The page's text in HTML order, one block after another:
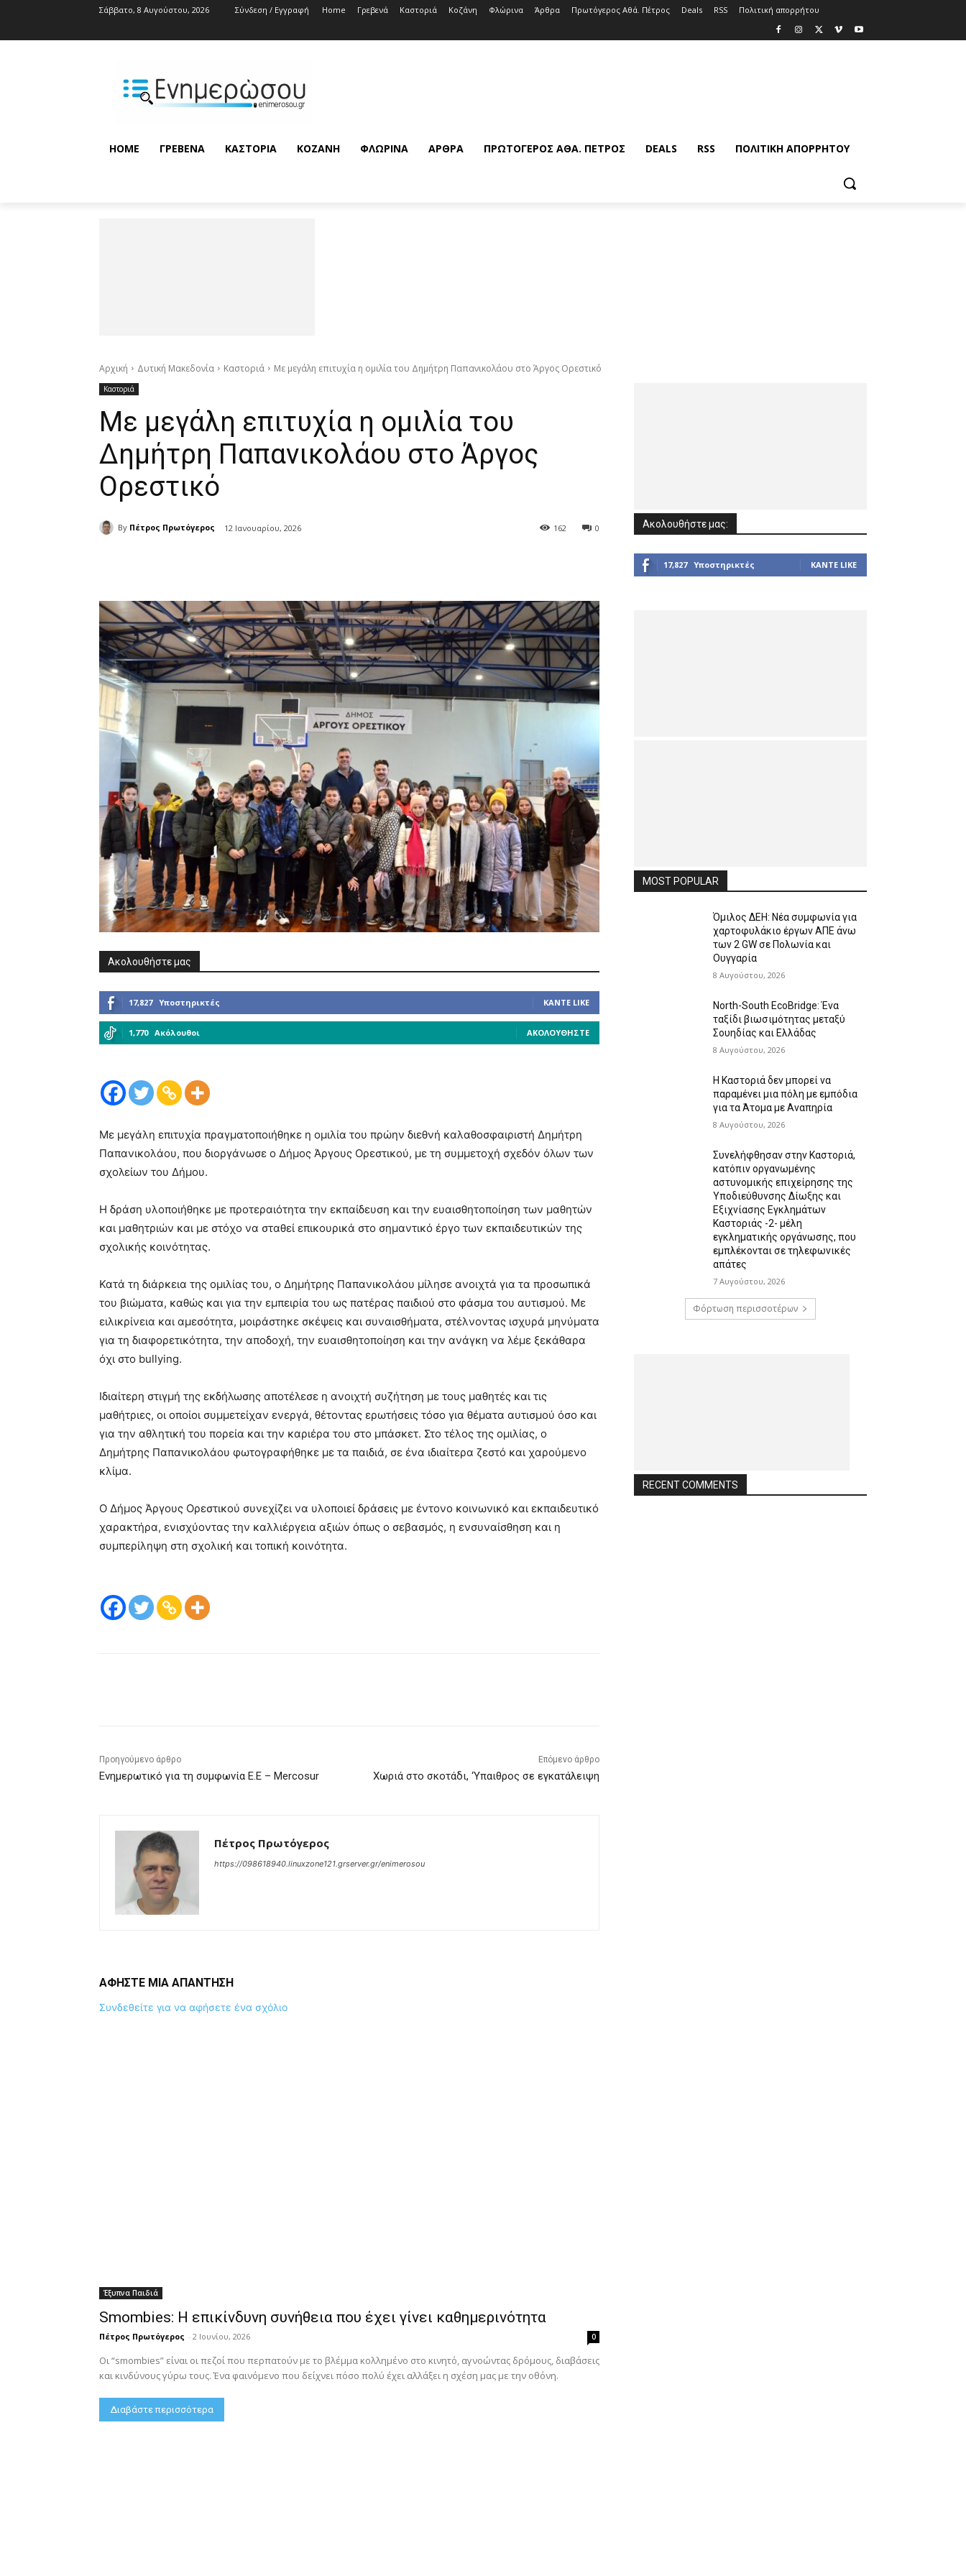
Σάββατο, 8 Αυγούστου, 2026 Σύνδεση / Εγγραφή Home Γρεβενά Καστοριά Κοζάνη Φλώρινα Άρθρα Πρωτόγερος Αθά. Πέτρος Deals RSS Πολιτική απορρήτου
HOME ΓΡΕΒΕΝΆ ΚΑΣΤΟΡΙΆ ΚΟΖΆΝΗ ΦΛΏΡΙΝΑ ΆΡΘΡΑ ΠΡΩΤΌΓΕΡΟΣ ΑΘΆ. ΠΈΤΡΟΣ DEALS RSS ΠΟΛΙΤΙΚΉ ΑΠΟΡΡΉΤΟΥ
Αρχική Δυτική Μακεδονία Καστοριά Με μεγάλη επιτυχία η ομιλία του Δημήτρη Παπανικολάου στο Άργος Ορεστικό
Καστοριά
Με μεγάλη επιτυχία η ομιλία του
Δημήτρη Παπανικολάου στο Άργος
Ορεστικό
By Πέτρος Πρωτόγερος 12 Ιανουαρίου, 2026 0
162
Ακολουθήστε μας
17,827 Υποστηρικτές ΚΆΝΤΕ LIKE
1,770 Ακόλουθοι ΑΚΟΛΟΥΘΉΣΤΕ
Με μεγάλη επιτυχία πραγματοποιήθηκε η ομιλία του πρώην διεθνή καλαθοσφαιριστή Δημήτρη
Παπανικολάου, που διοργάνωσε ο Δήμος Άργους Ορεστικού, με τη συμμετοχή σχεδόν όλων των
σχολείων του Δήμου.
Η δράση υλοποιήθηκε με προτεραιότητα την εκπαίδευση και την ευαισθητοποίηση των μαθητών
και μαθητριών και με στόχο να σταθεί επικουρικά στο σημαντικό έργο των εκπαιδευτικών της
σχολικής κοινότητας.
Κατά τη διάρκεια της ομιλίας του, ο Δημήτρης Παπανικολάου μίλησε ανοιχτά για τα προσωπικά
του βιώματα, καθώς και για την εμπειρία του ως πατέρας παιδιού στο φάσμα του αυτισμού. Με
ειλικρίνεια και αμεσότητα, μοιράστηκε σκέψεις και συναισθήματα, στέλνοντας ισχυρά μηνύματα
για τη διαφορετικότητα, την αποδοχή, την ευαισθητοποίηση και την ανάγκη να λέμε ξεκάθαρα
όχι στο bullying.
Ιδιαίτερη στιγμή της εκδήλωσης αποτέλεσε η ανοιχτή συζήτηση με τους μαθητές και τις
μαθήτριες, οι οποίοι συμμετείχαν ενεργά, θέτοντας ερωτήσεις τόσο για θέματα αυτισμού όσο και
για την αθλητική του πορεία και την καριέρα του στο μπάσκετ. Στο τέλος της ομιλίας, ο
Δημήτρης Παπανικολάου φωτογραφήθηκε με τα παιδιά, σε ένα ιδιαίτερα ζεστό και χαρούμενο
κλίμα.
Ο Δήμος Άργους Ορεστικού συνεχίζει να υλοποιεί δράσεις με έντονο κοινωνικό και εκπαιδευτικό
χαρακτήρα, ενισχύοντας την καλλιέργεια αξιών όπως ο σεβασμός, η ενσυναίσθηση και η
συμπερίληψη στη σχολική και τοπική κοινότητα.
Προηγούμενο άρθρο
Ενημερωτικό για τη συμφωνία Ε.Ε – Mercosur
Επόμενο άρθρο
Χωριά στο σκοτάδι, ‘Υπαιθρος σε εγκατάλειψη
Πέτρος Πρωτόγερος
https://098618940.linuxzone121.grserver.gr/enimerosou
ΑΦΗΣΤΕ ΜΙΑ ΑΠΑΝΤΗΣΗ
Συνδεθείτε για να αφήσετε ένα σχόλιο
Έξυπνα Παιδιά
Smombies: Η επικίνδυνη συνήθεια που έχει γίνει καθημερινότητα
Πέτρος Πρωτόγερος - 2 Ιουνίου, 2026 0
Οι “smombies” είναι οι πεζοί που περπατούν με το βλέμμα κολλημένο στο κινητό, αγνοώντας δρόμους, διαβάσεις
και κινδύνους γύρω τους. Ένα φαινόμενο που δείχνει πόσο πολύ έχει αλλάξει η σχέση μας με την οθόνη.
Διαβάστε περισσότερα
Ακολουθήστε μας:
17,827 Υποστηρικτές ΚΆΝΤΕ LIKE
MOST POPULAR
Όμιλος ΔΕΗ: Νέα συμφωνία για
χαρτοφυλάκιο έργων ΑΠΕ άνω
των 2 GW σε Πολωνία και
Ουγγαρία
8 Αυγούστου, 2026
North-South EcoBridge: Ένα
ταξίδι βιωσιμότητας μεταξύ
Σουηδίας και Ελλάδας
8 Αυγούστου, 2026
Η Καστοριά δεν μπορεί να
παραμένει μια πόλη με εμπόδια
για τα Άτομα με Αναπηρία
8 Αυγούστου, 2026
Συνελήφθησαν στην Καστοριά,
κατόπιν οργανωμένης
αστυνομικής επιχείρησης της
Υποδιεύθυνσης Δίωξης και
Εξιχνίασης Εγκλημάτων
Καστοριάς -2- μέλη
εγκληματικής οργάνωσης, που
εμπλέκονται σε τηλεφωνικές
απάτες
7 Αυγούστου, 2026
Φόρτωση περισσοτέρων
RECENT COMMENTS